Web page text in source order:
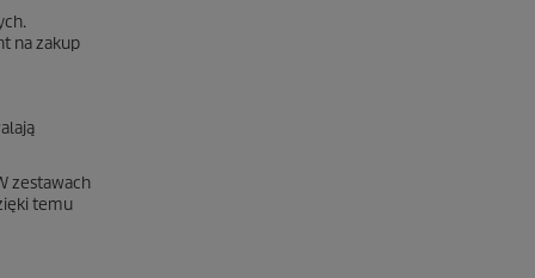
na zakup
zestawach
temu